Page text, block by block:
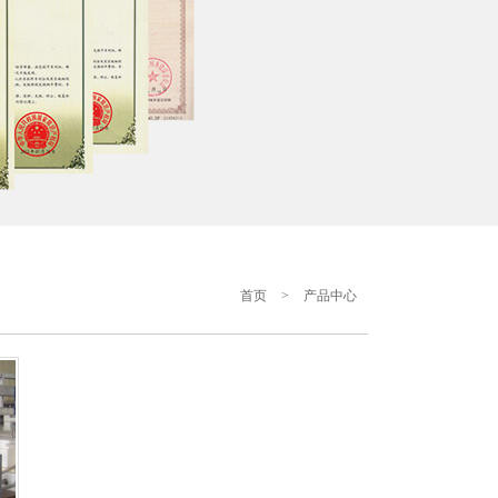
首页 > 产品中心